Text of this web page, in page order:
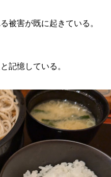
被害が既に起きている。
記憶している。